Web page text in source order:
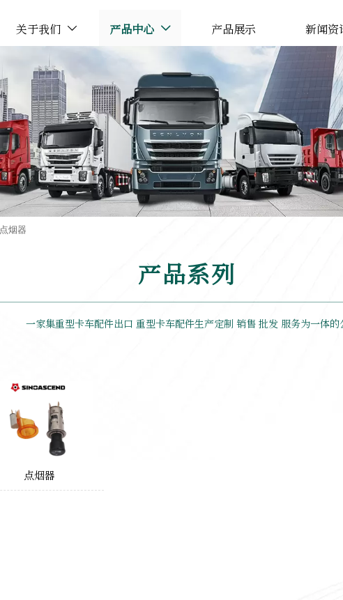
关于我们  产品中心  产品展示 新闻资
点烟器
产品系列
一家集重型卡车配件出口 重型卡车配件生产定制 销售 批发 服务为一体的
点烟器